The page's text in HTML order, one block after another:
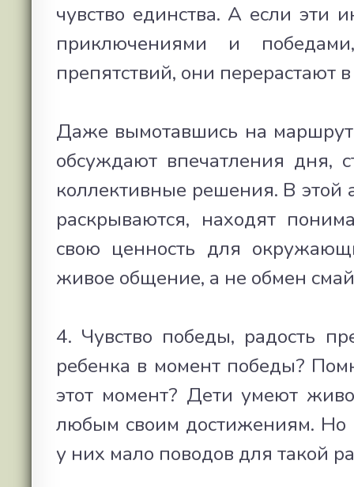
чувство единства. А если эти
приключениями и
препятствий, они перерастают
Даже вымотавшись на
обсуждают впечатления дня,
коллективные решения. В этой
раскрываются, находят
свою ценность для
живое общение, а не обмен
4. Чувство победы, радость
ребенка в момент победы?
этот момент? Дети умеют
любым своим достижениям. Но
у них мало поводов для такой